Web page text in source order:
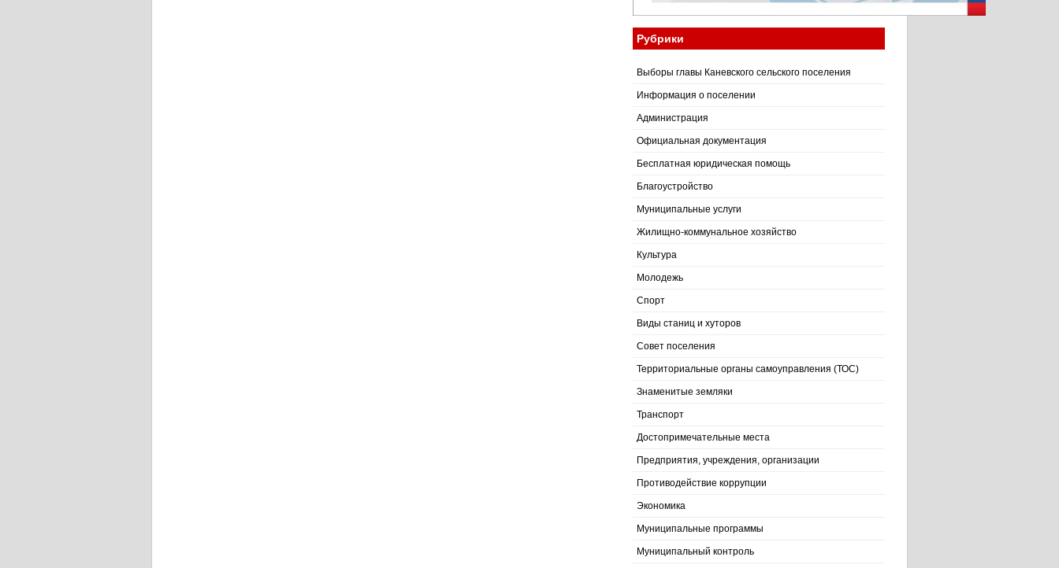
Рубрики
Выборы главы Каневского сельского поселения
Информация о поселении
Администрация
Официальная документация
Бесплатная юридическая помощь
Благоустройство
Муниципальные услуги
Жилищно-коммунальное хозяйство
Культура
Молодежь
Спорт
Виды станиц и хуторов
Совет поселения
Территориальные органы самоуправления (ТОС)
Знаменитые земляки
Транспорт
Достопримечательные места
Предприятия, учреждения, организации
Противодействие коррупции
Экономика
Муниципальные программы
Муниципальный контроль